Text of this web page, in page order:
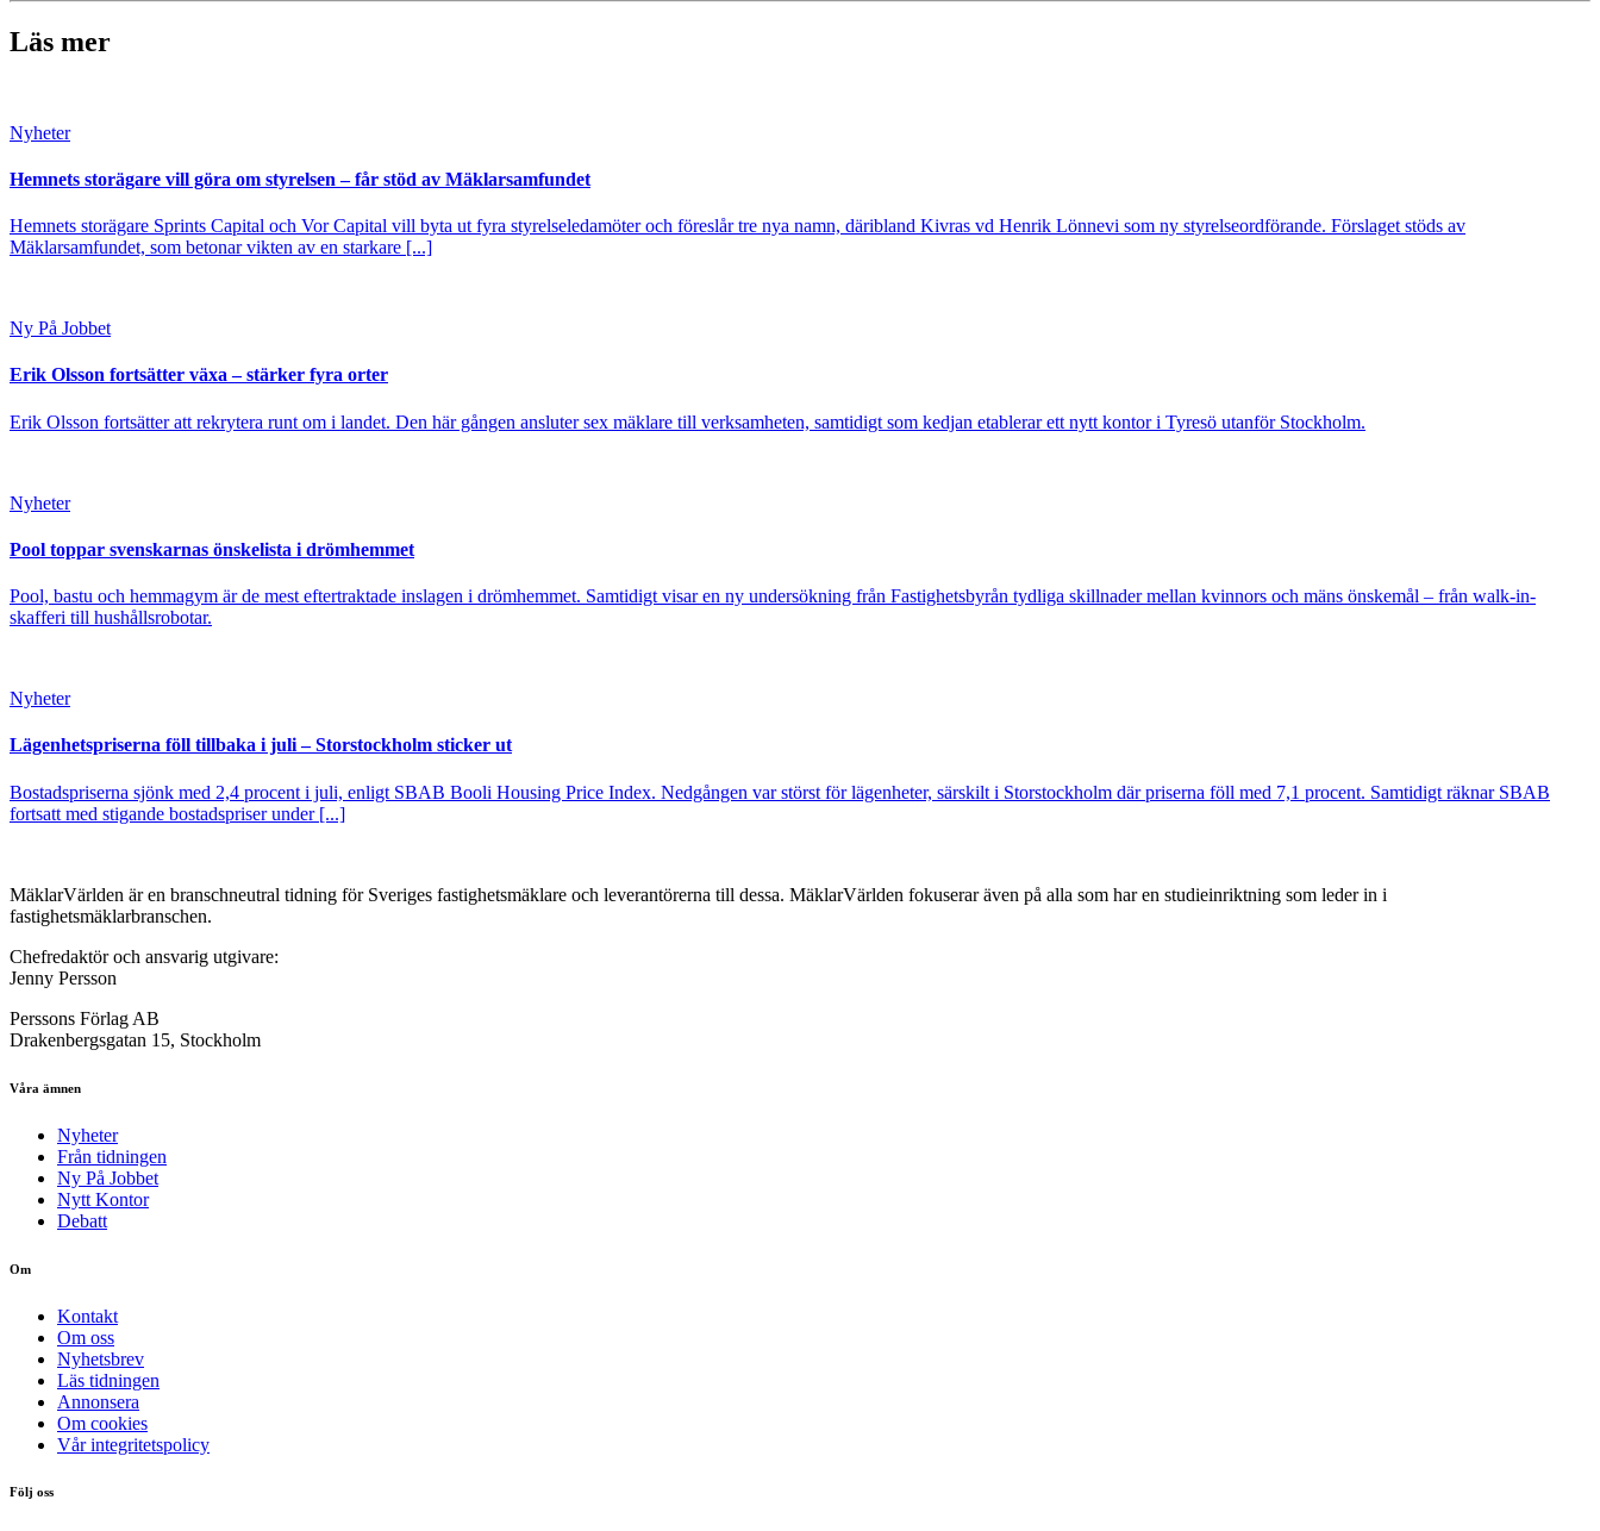
Läs mer
Nyheter
Hemnets storägare vill göra om styrelsen – får stöd av Mäklarsamfundet
Hemnets storägare Sprints Capital och Vor Capital vill byta ut fyra styrelseledamöter och föreslår tre nya namn, däribland Kivras vd Henrik Lönnevi som ny styrelseordförande. Förslaget stöds av
Mäklarsamfundet, som betonar vikten av en starkare [...]
Ny På Jobbet
Erik Olsson fortsätter växa – stärker fyra orter
Erik Olsson fortsätter att rekrytera runt om i landet. Den här gången ansluter sex mäklare till verksamheten, samtidigt som kedjan etablerar ett nytt kontor i Tyresö utanför Stockholm.
Nyheter
Pool toppar svenskarnas önskelista i drömhemmet
Pool, bastu och hemmagym är de mest eftertraktade inslagen i drömhemmet. Samtidigt visar en ny undersökning från Fastighetsbyrån tydliga skillnader mellan kvinnors och mäns önskemål – från walk-in-
skafferi till hushållsrobotar.
Nyheter
Lägenhetspriserna föll tillbaka i juli – Storstockholm sticker ut
Bostadspriserna sjönk med 2,4 procent i juli, enligt SBAB Booli Housing Price Index. Nedgången var störst för lägenheter, särskilt i Storstockholm där priserna föll med 7,1 procent. Samtidigt räknar SBAB
fortsatt med stigande bostadspriser under [...]
MäklarVärlden är en branschneutral tidning för Sveriges fastighetsmäklare och leverantörerna till dessa. MäklarVärlden fokuserar även på alla som har en studieinriktning som leder in i
fastighetsmäklarbranschen.
Chefredaktör och ansvarig utgivare:
Jenny Persson
Perssons Förlag AB
Drakenbergsgatan 15, Stockholm
Våra ämnen
Nyheter
Från tidningen
Ny På Jobbet
Nytt Kontor
Debatt
Om
Kontakt
Om oss
Nyhetsbrev
Läs tidningen
Annonsera
Om cookies
Vår integritetspolicy
Följ oss